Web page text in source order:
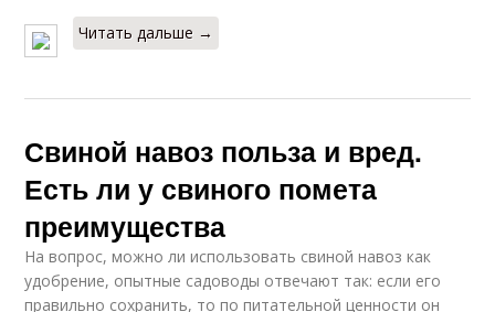
Читать дальше →
Свиной навоз польза и вред.
Есть ли у свиного помета
преимущества
На вопрос, можно ли использовать свиной навоз как
удобрение, опытные садоводы отвечают так: если его
правильно сохранить, то по питательной ценности он